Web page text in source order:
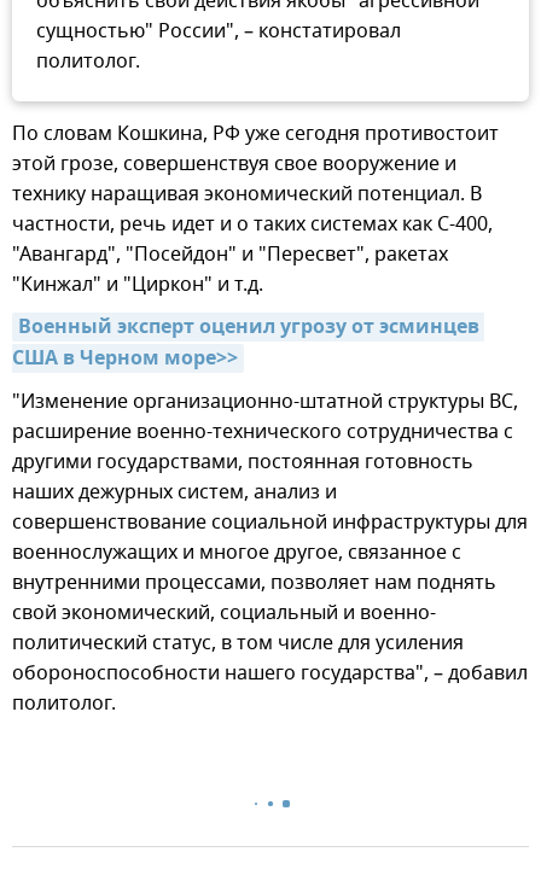
сущностью" России", – констатировал
политолог.
По словам Кошкина, РФ уже сегодня противостоит
этой грозе, совершенствуя свое вооружение и
технику наращивая экономический потенциал. В
частности, речь идет и о таких системах как С-400,
"Авангард", "Посейдон" и "Пересвет", ракетах
"Кинжал" и "Циркон" и т.д.
Военный эксперт оценил угрозу от эсминцев
США в Черном море>>
"Изменение организационно-штатной структуры ВС,
расширение военно-технического сотрудничества с
другими государствами, постоянная готовность
наших дежурных систем, анализ и
совершенствование социальной инфраструктуры для
военнослужащих и многое другое, связанное с
внутренними процессами, позволяет нам поднять
свой экономический, социальный и военно-
политический статус, в том числе для усиления
обороноспособности нашего государства", – добавил
политолог.